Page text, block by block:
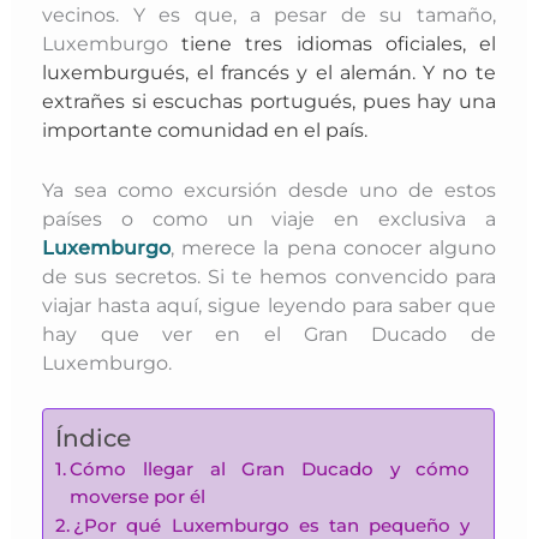
vecinos. Y es que, a pesar de su tamaño,
Luxemburgo tiene tres idiomas oficiales, el
luxemburgués, el francés y el alemán. Y no te
extrañes si escuchas portugués, pues hay una
importante comunidad en el país.
Ya sea como excursión desde uno de estos
países o como un viaje en exclusiva a
Luxemburgo, merece la pena conocer alguno
de sus secretos. Si te hemos convencido para
viajar hasta aquí, sigue leyendo para saber que
hay que ver en el Gran Ducado de
Luxemburgo.
Índice
Cómo llegar al Gran Ducado y cómo
moverse por él
¿Por qué Luxemburgo es tan pequeño y